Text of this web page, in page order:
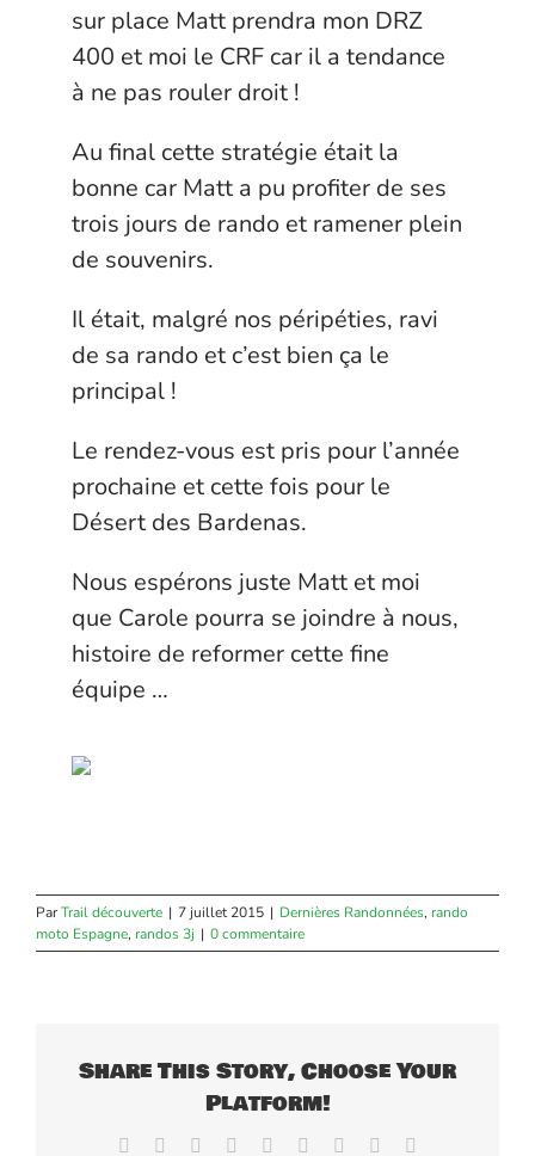
sur place Matt prendra mon DRZ
400 et moi le CRF car il a tendance
à ne pas rouler droit !
Au final cette stratégie était la
bonne car Matt a pu profiter de ses
trois jours de rando et ramener plein
de souvenirs.
Il était, malgré nos péripéties, ravi
de sa rando et c’est bien ça le
principal !
Le rendez-vous est pris pour l’année
prochaine et cette fois pour le
Désert des Bardenas.
Nous espérons juste Matt et moi
que Carole pourra se joindre à nous,
histoire de reformer cette fine
équipe …
ParTrail découverte | 7 juillet 2015 | Dernières Randonnées, rando
moto Espagne, randos 3j | 0 commentaire
Share This Story, Choose Your
Platform!
Facebook Reddit LinkedInWhatsApp
TumblrPinterest